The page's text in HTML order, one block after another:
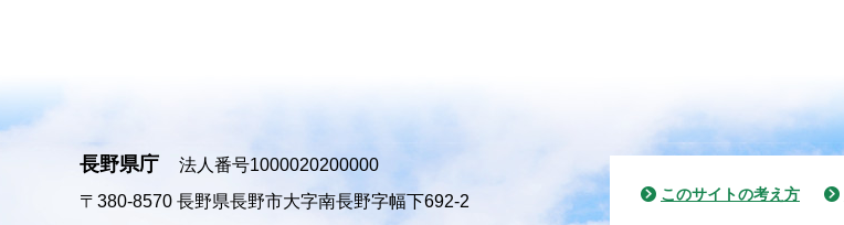
長野県庁
法人番号1000020200000
〒380-8570 長野県長野市大字南長野字幅下692-2
このサイトの考え方